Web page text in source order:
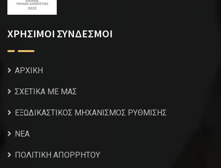
ΧΡΗΣΙΜΟΙ ΣΥΝΔΕΣΜΟΙ
ΑΡΧΙΚΗ
ΣΧΕΤΙΚΑ ΜΕ ΜΑΣ
ΕΞΩΔΙΚΑΣΤΙΚΟΣ ΜΗΧΑΝΙΣΜΟΣ ΡΥΘΜΙΣΗΣ
NEA
ΠΟΛΙΤΙΚΗ ΑΠΟΡΡΗΤΟΥ